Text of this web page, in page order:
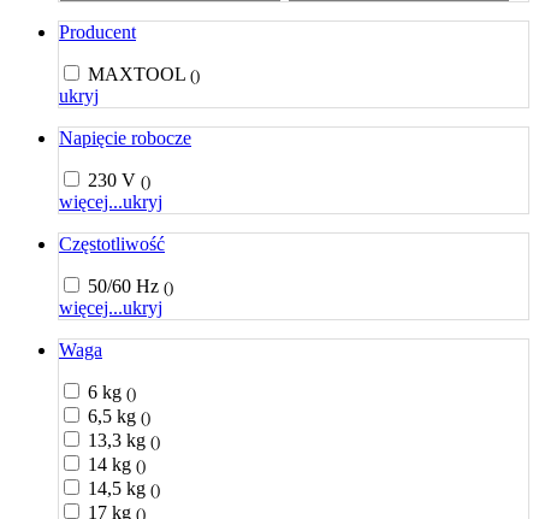
Producent
MAXTOOL ()
ukryj
Napięcie robocze
230 V ()
więcej...ukryj
Częstotliwość
50/60 Hz ()
więcej...ukryj
Waga
6 kg ()
6,5 kg ()
13,3 kg ()
14 kg ()
14,5 kg ()
17 kg ()